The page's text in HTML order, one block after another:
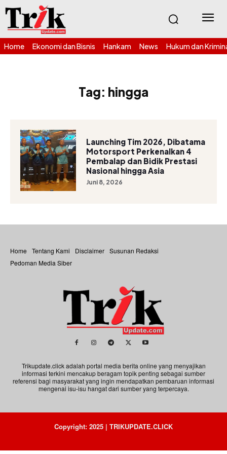
Home Ekonomi dan Bisnis Hankam News Hukum dan
Tag: hingga
Launching Tim 2026, Dibatama
Motorsport Perkenalkan 4
Pembalap dan Bidik Prestasi
Nasional hingga Asia
Juni 8, 2026
Home Tentang Kami Disclaimer Susunan Redaksi
Pedoman Media Siber
Trikupdate.click adalah portal media berita online yang menyajikan
informasi terkini mencakup beragam topik penting sebagai sumber
referensi bagi masyarakat yang ingin mendapatkan pembaruan informasi
mengenai isu-isu hangat dari sumber yang terpercaya.
Copyright: 2025 | TRIKUPDATE.CLICK